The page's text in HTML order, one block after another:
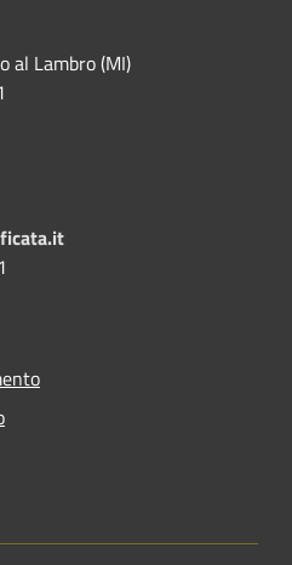
al Lambro (MI)